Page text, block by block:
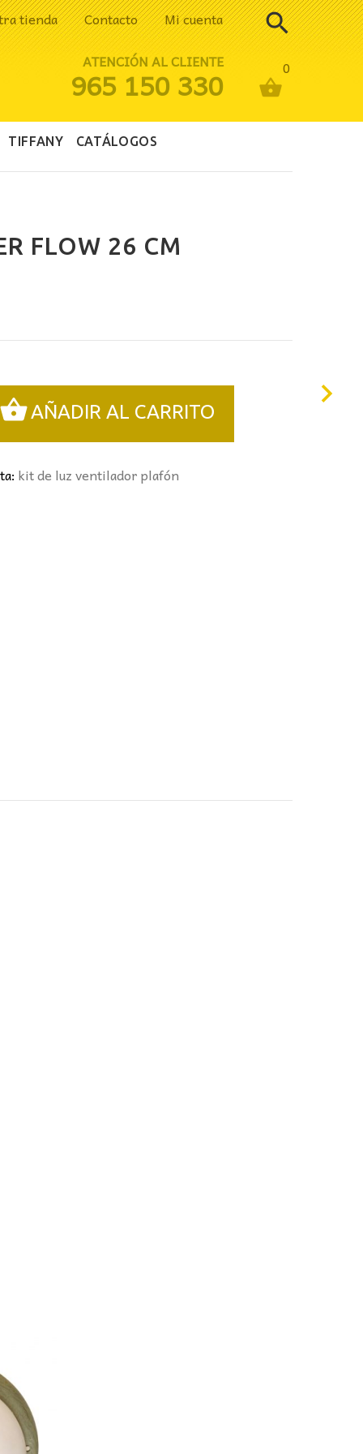
tienda Contacto Mi cuenta
0
ATENCIÓN AL CLIENTE
965 150 330
TIFFANY CATÁLOGOS
FLOW 26 CM
AÑADIR AL CARRITO
kit de luz ventilador plafón